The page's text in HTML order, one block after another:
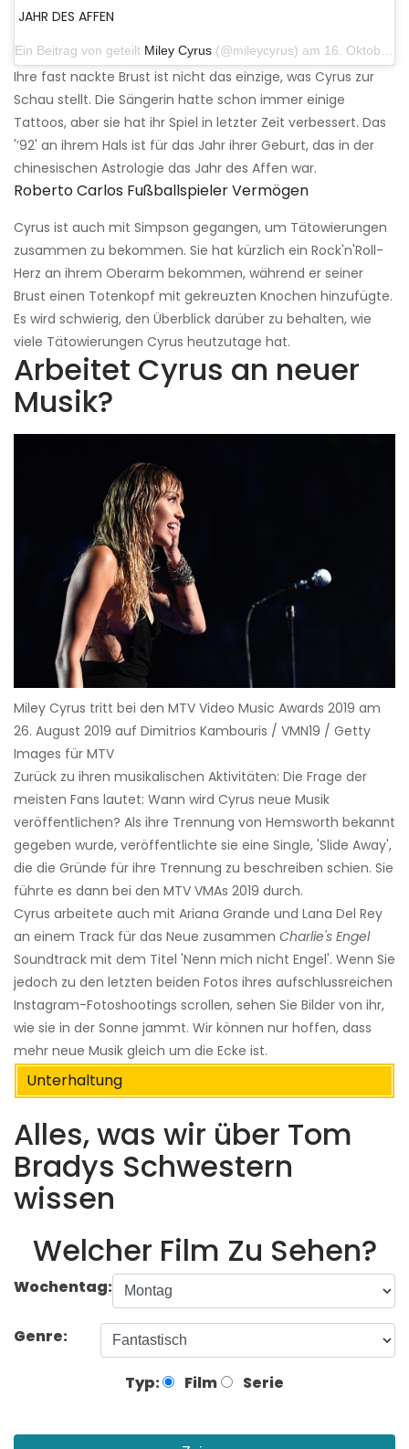
JAHR DES AFFEN
Ein Beitrag von geteilt Miley Cyrus (@mileycyrus) am 16. Oktober 2019 um 19:04 Uhr PDT
Ihre fast nackte Brust ist nicht das einzige, was Cyrus zur
Schau stellt. Die Sängerin hatte schon immer einige
Tattoos, aber sie hat ihr Spiel in letzter Zeit verbessert. Das
'’92' an ihrem Hals ist für das Jahr ihrer Geburt, das in der
chinesischen Astrologie das Jahr des Affen war.
Roberto Carlos Fußballspieler Vermögen
Cyrus ist auch mit Simpson gegangen, um Tätowierungen
zusammen zu bekommen. Sie hat kürzlich ein Rock'n'Roll-
Herz an ihrem Oberarm bekommen, während er seiner
Brust einen Totenkopf mit gekreuzten Knochen hinzufügte.
Es wird schwierig, den Überblick darüber zu behalten, wie
viele Tätowierungen Cyrus heutzutage hat.
Arbeitet Cyrus an neuer
Musik?
Miley Cyrus tritt bei den MTV Video Music Awards 2019 am
26. August 2019 auf Dimitrios Kambouris / VMN19 / Getty
Images für MTV
Zurück zu ihren musikalischen Aktivitäten: Die Frage der
meisten Fans lautet: Wann wird Cyrus neue Musik
veröffentlichen? Als ihre Trennung von Hemsworth bekannt
gegeben wurde, veröffentlichte sie eine Single, 'Slide Away',
die die Gründe für ihre Trennung zu beschreiben schien. Sie
führte es dann bei den MTV VMAs 2019 durch.
Cyrus arbeitete auch mit Ariana Grande und Lana Del Rey
an einem Track für das Neue zusammen Charlie's Engel
Soundtrack mit dem Titel 'Nenn mich nicht Engel'. Wenn Sie
jedoch zu den letzten beiden Fotos ihres aufschlussreichen
Instagram-Fotoshootings scrollen, sehen Sie Bilder von ihr,
wie sie in der Sonne jammt. Wir können nur hoffen, dass
mehr neue Musik gleich um die Ecke ist.
Unterhaltung
Alles, was wir über Tom
Bradys Schwestern
wissen
Welcher Film Zu Sehen?
Wochentag:
Genre:
Typ: Film Serie